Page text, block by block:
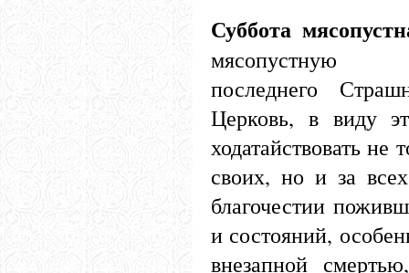
Суббота
мясопустную
последнего
Церковь, в виду
ходатайствовать не
своих, но и за
благочестии
и состояний,
внезапной